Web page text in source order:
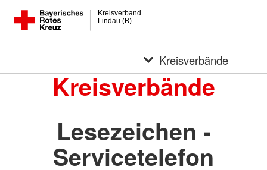
Lindau (B)
Kreisverband
Kreisverbände
Kreisverbände
Lesezeichen -
Servicetelefon